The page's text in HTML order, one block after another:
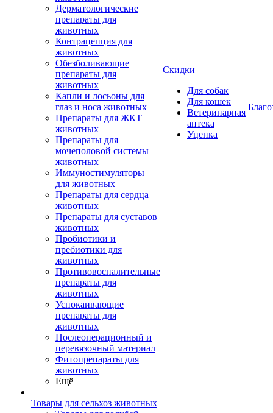
Дерматологические
препараты для
животных
Контрацепция для
животных
Обезболивающие
препараты для
животных
Капли и лосьоны для
глаз и носа животных
Препараты для ЖКТ
животных
Препараты для
мочеполовой системы
животных
Иммуностимуляторы
для животных
Препараты для сердца
животных
Препараты для суставов
животных
Пробиотики и
пребиотики для
животных
Противовоспалительные
препараты для
животных
Успокаивающие
препараты для
животных
Послеоперационный и
перевязочный материал
Фитопрепараты для
животных
Ещё
Товары для сельхоз животных
Скидки
Для собак
Для кошек
Ветеринарная
аптека
Уценка